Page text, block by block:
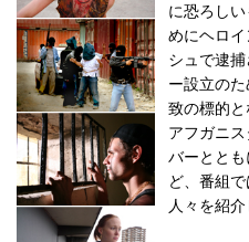
に恐ろし
めにヘロ
シュで逮
ー設立の
致の標的
アフガニ
バーとと
ど、番組
人々を紹介